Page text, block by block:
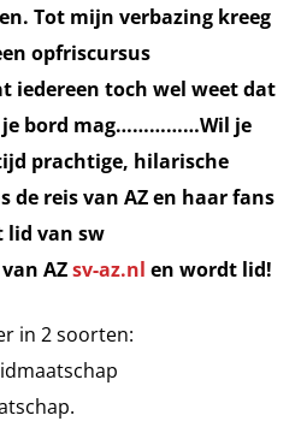
Tot mijn verbazing kreeg
opfriscursus
iedereen toch wel weet dat
je bord mag……………Wil je
prachtige, hilarische
de reis van AZ en haar fans
lid van sw
AZsv-az.nl en wordt lid!
in 2 soorten: